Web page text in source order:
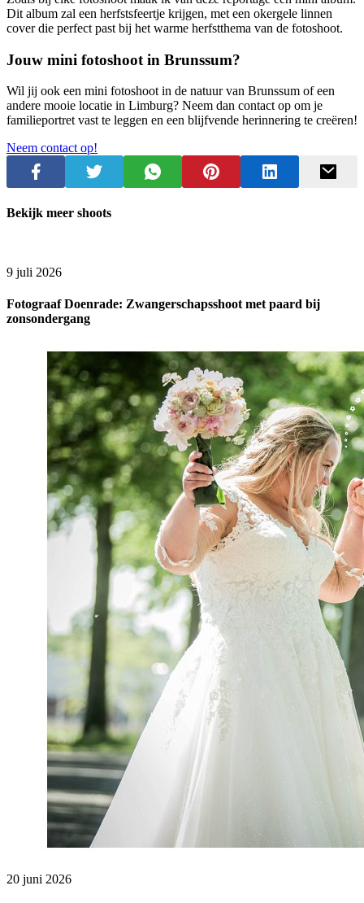
Dit album zal een herfstsfeertje krijgen, met een okergele linnen
cover die perfect past bij het warme herfstthema van de fotoshoot.
Jouw mini fotoshoot in Brunssum?
Wil jij ook een mini fotoshoot in de natuur van Brunssum of een
andere mooie locatie in Limburg? Neem dan contact op om je
familieportret vast te leggen en een blijfvende herinnering te creëren!
Neem contact op!
Bekijk meer shoots
9 juli 2026
Fotograaf Doenrade: Zwangerschapsshoot met paard bij
zonsondergang
20 juni 2026